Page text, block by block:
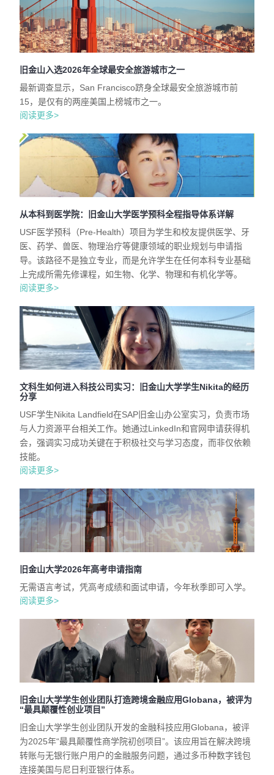
旧金山入选2026年全球最安全旅游城市之一
最新调查显示，San Francisco跻身全球最安全旅游城市前
15，是仅有的两座美国上榜城市之一。
阅读更多>
从本科到医学院：旧金山大学医学预科全程指导体系详解
USF医学预科（Pre-Health）项目为学生和校友提供医学、牙
医、药学、兽医、物理治疗等健康领域的职业规划与申请指
导。该路径不是独立专业，而是允许学生在任何本科专业基础
上完成所需先修课程，如生物、化学、物理和有机化学等。
阅读更多>
文科生如何进入科技公司实习：旧金山大学学生Nikita的经历
分享
USF学生Nikita Landfield在SAP旧金山办公室实习，负责市场
与人力资源平台相关工作。她通过LinkedIn和官网申请获得机
会，强调实习成功关键在于积极社交与学习态度，而非仅依赖
技能。
阅读更多>
旧金山大学2026年高考申请指南
无需语言考试，凭高考成绩和面试申请，今年秋季即可入学。
阅读更多>
旧金山大学学生创业团队打造跨境金融应用Globana，被评为
“最具颠覆性创业项目”
旧金山大学学生创业团队开发的金融科技应用Globana，被评
为2025年“最具颠覆性商学院初创项目”。该应用旨在解决跨境
转账与无银行账户用户的金融服务问题，通过多币种数字钱包
连接美国与尼日利亚银行体系。